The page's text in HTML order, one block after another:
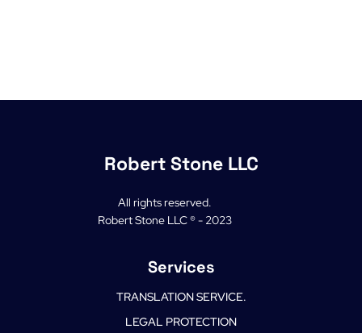
Robert Stone LLC
All rights reserved.
Robert Stone LLC ® - 2023
Services
TRANSLATION SERVICE.
LEGAL PROTECTION